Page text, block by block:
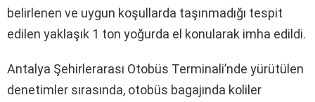
belirlenen ve uygun koşullarda taşınmadığı tespit
edilen yaklaşık 1 ton yoğurda el konularak imha edildi.
Antalya Şehirlerarası Otobüs Terminali’nde yürütülen
denetimler sırasında, otobüs bagajında koliler